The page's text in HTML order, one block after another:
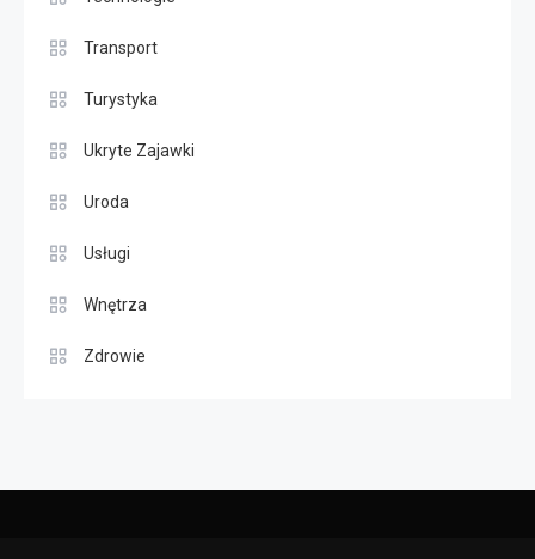
Transport
Turystyka
Ukryte Zajawki
Uroda
Usługi
Wnętrza
Zdrowie